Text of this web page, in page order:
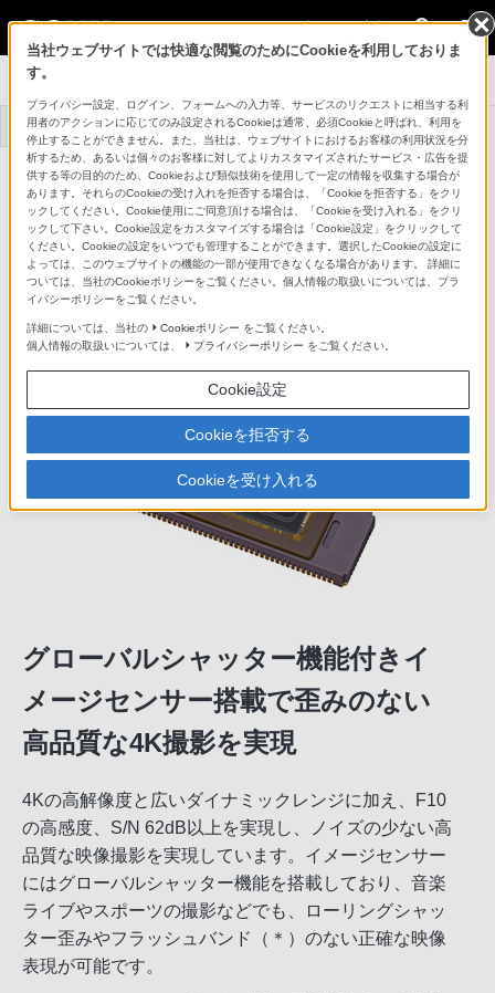
法人のお客様
システムカメラ
トップ 商品一覧 事例一覧
マルチフォーマットポータブルカメラ
HDC-3500V
詳細メニュー
特長
グローバルシャッター機能付きイ
メージセンサー搭載で歪みのない
高品質な4K撮影を実現
4Kの高解像度と広いダイナミックレンジに加え、F10
の高感度、S/N 62dB以上を実現し、ノイズの少ない高
品質な映像撮影を実現しています。イメージセンサー
にはグローバルシャッター機能を搭載しており、音楽
ライブやスポーツの撮影などでも、ローリングシャッ
ター歪みやフラッシュバンド（＊）のない正確な映像
表現が可能です。
当社ウェブサイトでは快適な閲覧のためにCookieを利用しておりま
す。
プライバシー設定、ログイン、フォームへの入力等、サービスのリクエストに相当する利
用者のアクションに応じてのみ設定されるCookieは通常、必須Cookieと呼ばれ、利用を
停止することができません。また、当社は、ウェブサイトにおけるお客様の利用状況を分
析するため、あるいは個々のお客様に対してよりカスタマイズされたサービス・広告を提
供する等の目的のため、Cookieおよび類似技術を使用して一定の情報を収集する場合が
あります。それらのCookieの受け入れを拒否する場合は、「Cookieを拒否する」をクリ
ックしてください。Cookie使用にご同意頂ける場合は、「Cookieを受け入れる」をクリ
ックして下さい。Cookie設定をカスタマイズする場合は「Cookie設定」をクリックして
ください。Cookieの設定をいつでも管理することができます。選択したCookieの設定に
よっては、このウェブサイトの機能の一部が使用できなくなる場合があります。 詳細に
ついては、当社のCookieポリシーをご覧ください。個人情報の取扱いについては、プラ
イバシーポリシーをご覧ください。
詳細については、当社の Cookieポリシー をご覧ください。
個人情報の取扱いについては、
プライバシーポリシー をご覧ください。
Cookie設定
Cookieを拒否する
Cookieを受け入れる